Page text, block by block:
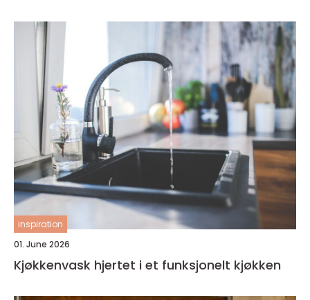
inspiration
01. June 2026
Kjøkkenvask hjertet i et funksjonelt kjøkken